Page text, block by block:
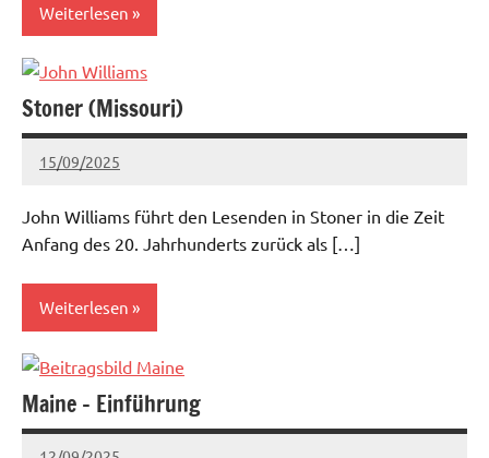
Weiterlesen
Mittlerer
Westen
Stoner (Missouri)
15/09/2025
admin
Keine
John Williams führt den Lesenden in Stoner in die Zeit
Anfang des 20. Jahrhunderts zurück als […]
Weiterlesen
Mittlerer
Westen
Maine – Einführung